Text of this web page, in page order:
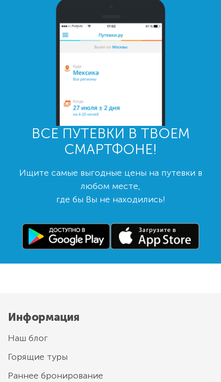
ВСЕ ПУТЕВКИ В ТВОЕМ
СМАРТФОНЕ!
Ищите самые выгодные цены на путевки в
любом месте,
где бы Вы не находились!
Информация
Наш блог
Горящие туры
Раннее бронирование